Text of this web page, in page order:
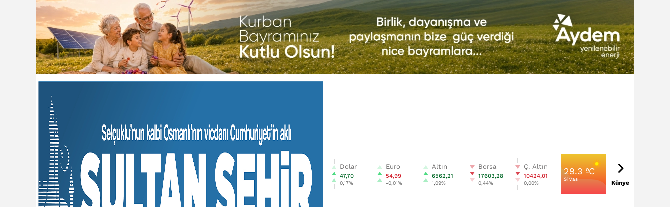
Dolar
47,70
0,17%
Euro
54,99
-0,01%
Altın
6562,21
1,09%
Borsa
17603,28
0,44%
Ç. Altın
10424,01
0,00%
29.3 ºC
Sivas
Künye